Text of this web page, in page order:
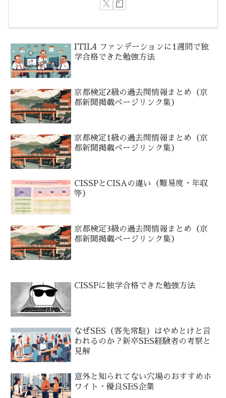
ITIL4 ファンデーションに1週間で独
学合格できた勉強方法
京都検定2級の過去問情報まとめ（京
都新聞掲載ページリンク集）
京都検定1級の過去問情報まとめ（京
都新聞掲載ページリンク集）
CISSPとCISAの違い（難易度・年収
等）
京都検定3級の過去問情報まとめ（京
都新聞掲載ページリンク集）
CISSPに独学合格できた勉強方法
なぜSES（客先常駐）はやめとけと言
われるのか？新卒SES経験者の考察と
見解
意外と知られてない穴場のおすすめホ
ワイト・優良SES企業